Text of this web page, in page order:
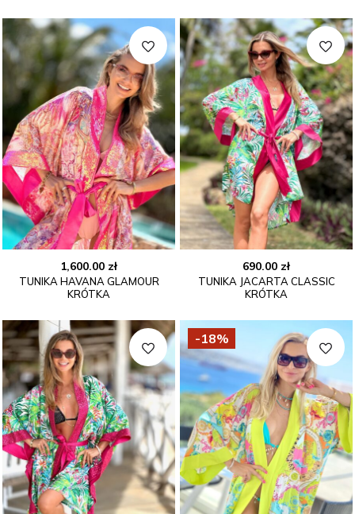
1,600.00 zł
TUNIKA HAVANA GLAMOUR
KRÓTKA
690.00 zł
TUNIKA JACARTA CLASSIC
KRÓTKA
-18%